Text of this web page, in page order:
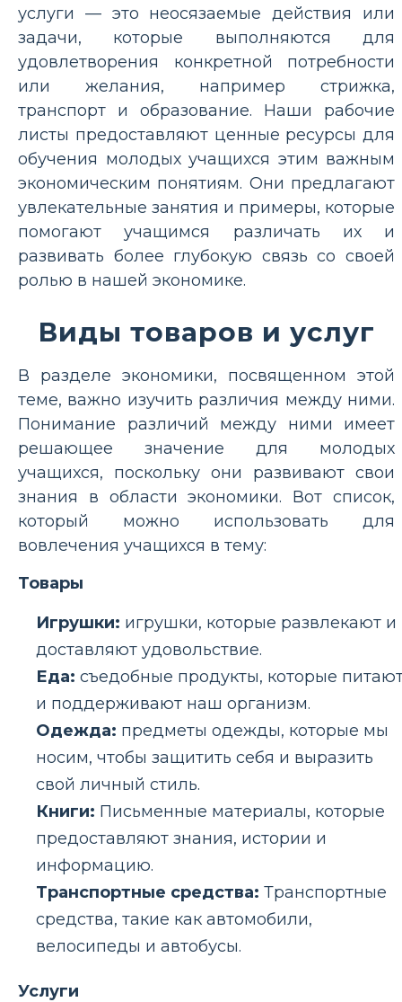
услуги — это неосязаемые действия или
задачи, которые выполняются для
удовлетворения конкретной потребности
или желания, например стрижка,
транспорт и образование. Наши рабочие
листы предоставляют ценные ресурсы для
обучения молодых учащихся этим важным
экономическим понятиям. Они предлагают
увлекательные занятия и примеры, которые
помогают учащимся различать их и
развивать более глубокую связь со своей
ролью в нашей экономике.
Виды товаров и услуг
В разделе экономики, посвященном этой
теме, важно изучить различия между ними.
Понимание различий между ними имеет
решающее значение для молодых
учащихся, поскольку они развивают свои
знания в области экономики. Вот список,
который можно использовать для
вовлечения учащихся в тему:
Товары
Игрушки: игрушки, которые развлекают и
доставляют удовольствие.
Еда: съедобные продукты, которые
и поддерживают наш организм.
Одежда: предметы одежды, которые мы
носим, ​​чтобы защитить себя и выразить
свой личный стиль.
Книги: Письменные материалы, которые
предоставляют знания, истории и
информацию.
Транспортные средства: Транспортные
средства, такие как автомобили,
велосипеды и автобусы.
Услуги